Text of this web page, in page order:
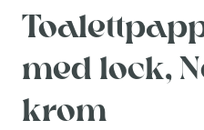
med lock,
krom